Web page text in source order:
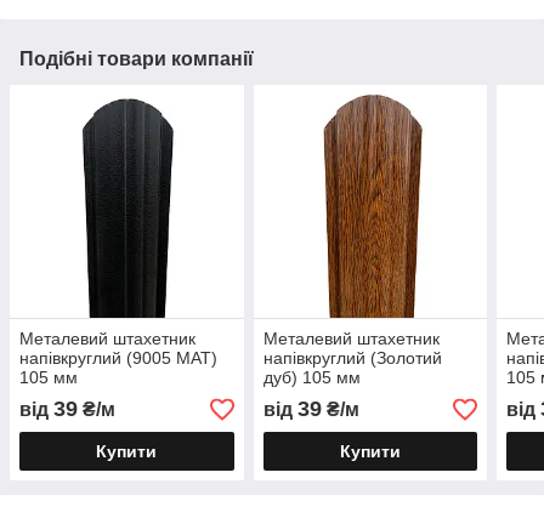
Подібні товари компанії
Металевий штахетник
напівкруглий (9005 МАТ)
105 мм
від 39 ₴/м
Купити
Металевий штахетник
напівкруглий (Золотий
дуб) 105 мм
від 39₴/м
Купити
105
від